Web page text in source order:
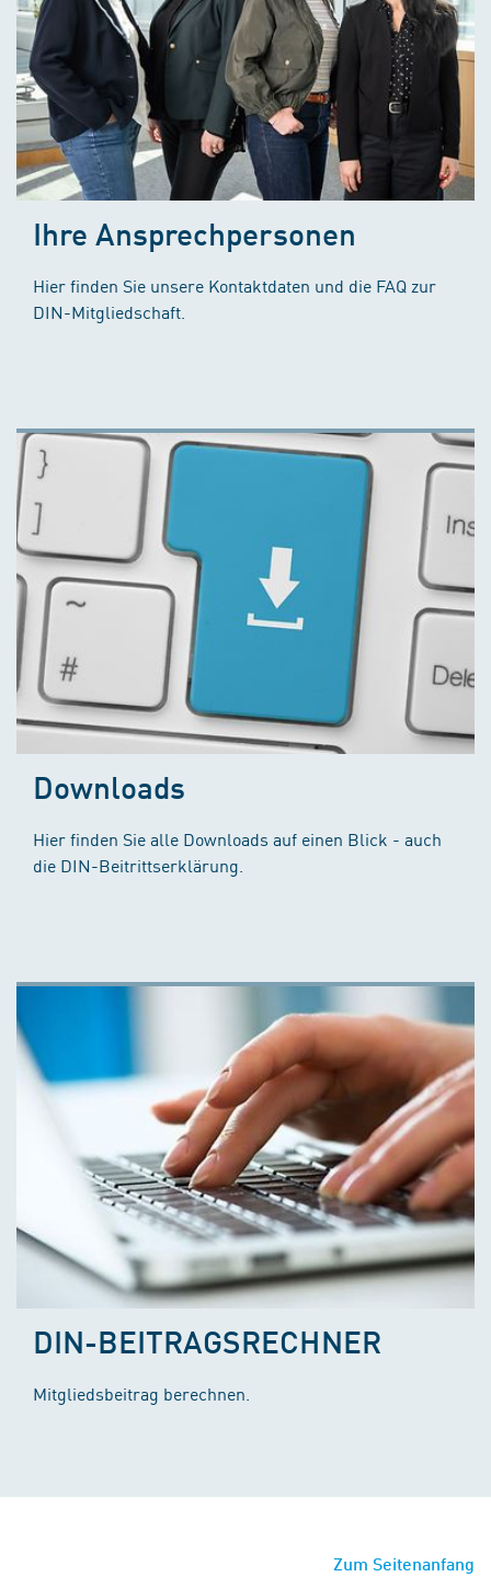
Ihre Ansprechpersonen
Hier finden Sie unsere Kontaktdaten und die FAQ zur
DIN-Mitgliedschaft.
Downloads
Hier finden Sie alle Downloads auf einen Blick - auch
die DIN-Beitrittserklärung.
DIN-BEITRAGSRECHNER
Mitgliedsbeitrag berechnen.
Zum Seitenanfang